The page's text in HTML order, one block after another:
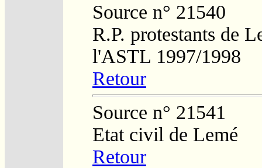
Source n° 21540
R.P. protestants de
l'ASTL 1997/1998
Retour
Source n° 21541
Etat civil de Lemé
Retour